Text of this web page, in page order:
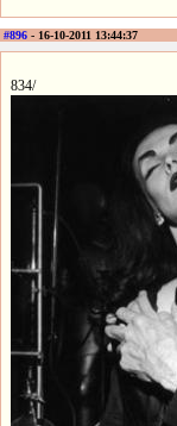
#896 - 16-10-2011 13:44:37
834/